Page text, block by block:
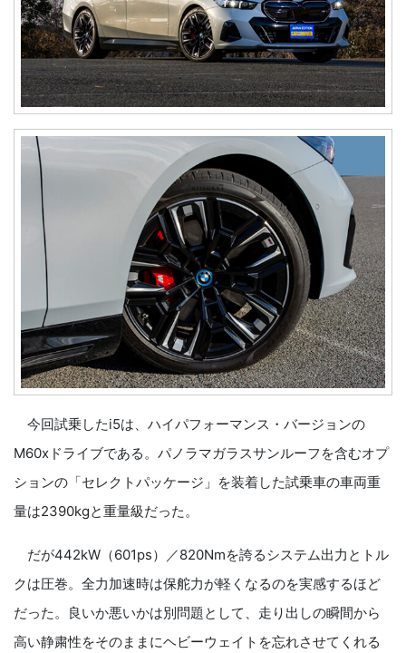
今回試乗したi5は、ハイパフォーマンス・バージョンの
M60xドライブである。パノラマガラスサンルーフを含むオプ
ションの「セレクトパッケージ」を装着した試乗車の車両重
量は2390kgと重量級だった。
だが442kW（601ps）／820Nmを誇るシステム出力とトル
クは圧巻。全力加速時は保舵力が軽くなるのを実感するほど
だった。良いか悪いかは別問題として、走り出しの瞬間から
高い静粛性をそのままにヘビーウェイトを忘れさせてくれる